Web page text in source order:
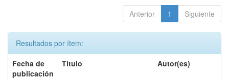
Anterior 1 Siguiente
Resultados por ítem:
Fecha de
publicación
Título Autor(es)